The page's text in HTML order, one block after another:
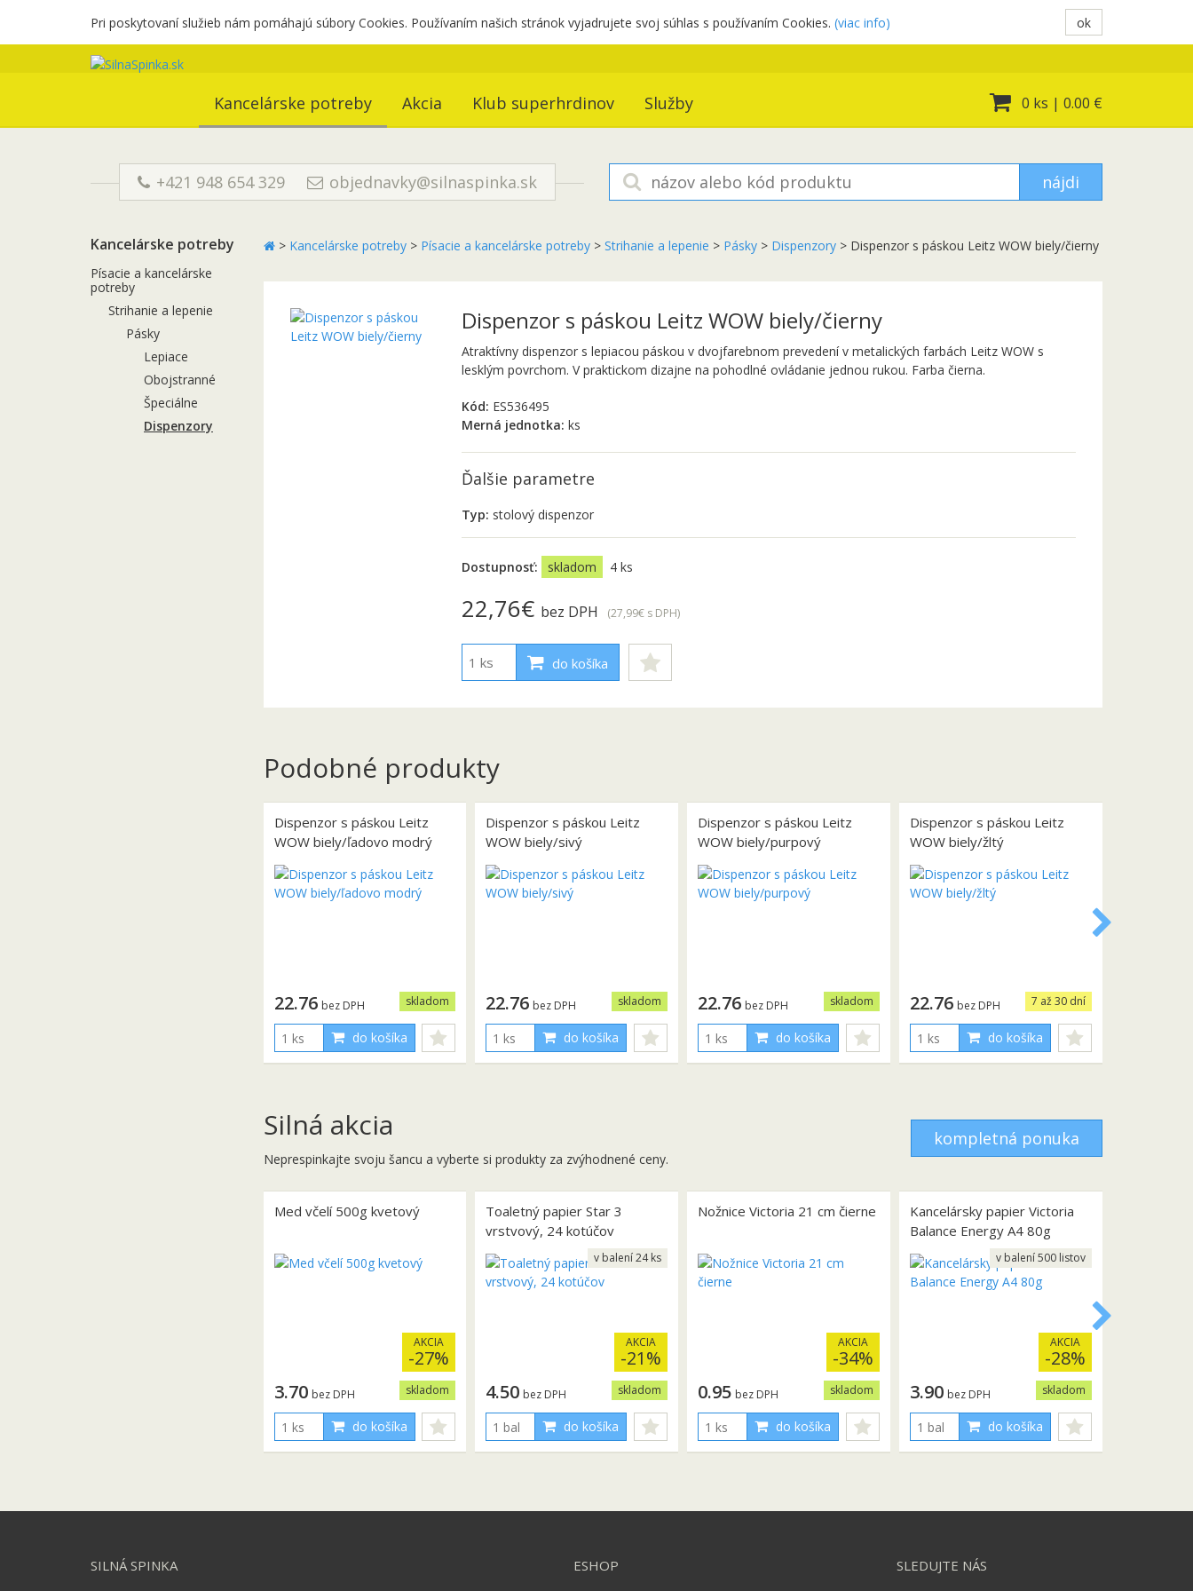
Pri poskytovaní služieb nám pomáhajú súbory Cookies. Používaním našich stránok vyjadrujete svoj súhlas s používaním Cookies. (viac info) ok
Kancelárske potreby Akcia Klub superhrdinov Služby 0 ks | 0.00 €
+421 948 654 329 objednavky@silnaspinka.sk nájdi
Kancelárske potreby
Písacie a kancelárske
potreby
Strihanie a lepenie
Pásky
Lepiace
Obojstranné
Špeciálne
Dispenzory
> Kancelárske potreby> Písacie a kancelárske potreby> Strihanie a lepenie > Pásky> Dispenzory> Dispenzor s páskou Leitz WOW biely/čierny
Dispenzor s páskou Leitz WOW biely/čierny
Atraktívny dispenzor s lepiacou páskou v dvojfarebnom prevedení v metalických farbách Leitz WOW s
lesklým povrchom. V praktickom dizajne na pohodlné ovládanie jednou rukou. Farba čierna.
Kód: ES536495
Merná jednotka:ks
Ďalšie parametre
Typ: stolový dispenzor
Dostupnosť: skladom 4 ks
22,76€ bez DPH (27,99€ s DPH)
do košíka
Podobné produkty
Dispenzor s páskou Leitz
WOW biely/ľadovo modrý
skladom
22.76 bez DPH
do košíka
Dispenzor s páskou Leitz
WOW biely/sivý
skladom
22.76 bez DPH
do košíka
Dispenzor s páskou Leitz
WOW biely/purpový
skladom
22.76 bez DPH
do košíka
Dispenzor s páskou Leitz
WOW biely/žltý
7 až 30 dní
22.76 bez DPH
do košíka
Silná akcia
Neprespinkajte svoju šancu a vyberte si produkty za zvýhodnené ceny.
kompletná ponuka
Med včelí 500g kvetový
AKCIA
-27%
skladom
3.70 bez DPH
do košíka
Toaletný papier Star 3
vrstvový, 24 kotúčov
AKCIA
-21%
skladom
4.50 bez DPH
do košíka
v balení 24 ks
Nožnice Victoria 21 cm čierne
AKCIA
-34%
skladom
0.95 bez DPH
do košíka
Kancelársky papier Victoria
Balance Energy A4 80g
AKCIA
-28%
skladom
3.90 bez DPH
do košíka
v balení 500 listov
SILNÁ SPINKA ESHOP SLEDUJTE NÁS